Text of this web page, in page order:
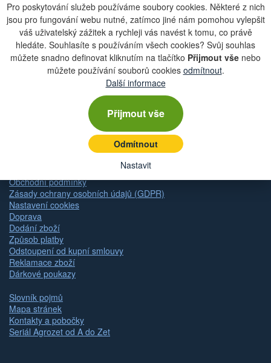
Pro poskytování služeb používáme soubory cookies. Některé z nich
jsou pro fungování webu nutné, zatímco jiné nám pomohou vylepšit
váš uživatelský zážitek a rychleji vás navést k tomu, co právě
hledáte. Souhlasíte s používáním všech cookies? Svůj souhlas
můžete snadno definovat kliknutím na tlačítko Přijmout vše nebo
můžete používání souborů cookies odmítnout.
Další informace
Přijmout vše
Odmítnout
Nastavit
Chcete dostávat lákavé nabídky přímo do své e-
mailové schránky?
Zobrazit aktuální newsletter
Rychlá navigace
Obchodní podmínky
Zásady ochrany osobních údajů (GDPR)
Nastavení cookies
Doprava
Dodání zboží
Způsob platby
Odstoupení od kupní smlouvy
Reklamace zboží
Dárkové poukazy
Slovník pojmů
Mapa stránek
Kontakty a pobočky
Seriál Agrozet od A do Zet